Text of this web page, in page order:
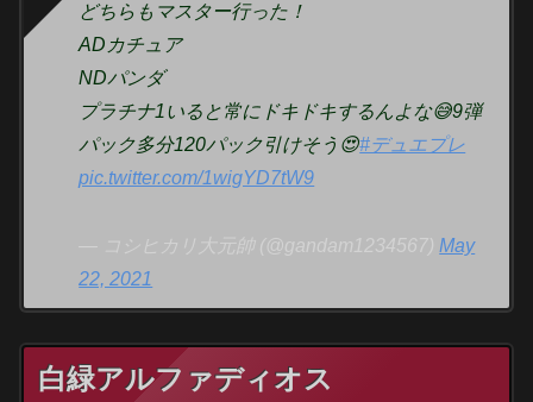
どちらもマスター行った！
ADカチュア
NDパンダ
プラチナ1いると常にドキドキするんよな😅9弾
パック多分120パック引けそう😍#デュエプレ
pic.twitter.com/1wigYD7tW9
— コシヒカリ大元帥 (@gandam1234567)May
22, 2021
白緑アルファディオス